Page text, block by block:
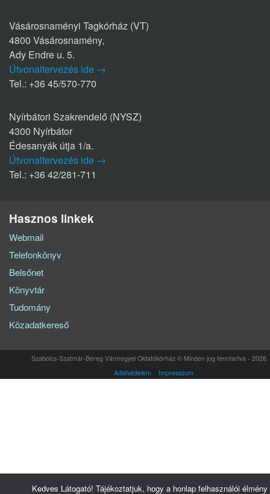
Vásárosnaményi Tagkórház (VT)
4800 Vásárosnamény,
Ady Endre u. 5.
Útvonaltervezés ide →
Tel.: +36 45/570-770
Nyírbátori Szakrendelő (NYSZ)
4300 Nyírbátor
Édesanyák útja 1/a.
Útvonaltervezés ide →
Tel.: +36 42/281-711
Hasznos linkek
Webmail
Telefonkönyv
Belsőnet
Könyvtár
Tudomány
Közadatkereső
Szabolcs-Szatmár-Bereg Vármegyei Oktatókórház © Minden jog fenntartva - 2026.
Adatvédelem
Impresszum
Kedves Látogató! Tájékoztatjuk, hogy a honlap felhasználói élmény